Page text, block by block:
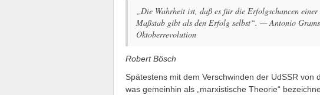
„Die Wahrheit ist, daß es für die Erfolgschancen
Maßstab gibt als den Erfolg selbst“. — Antonio
Oktoberrevolution
Robert Bösch
Spätestens mit dem Verschwinden der UdSSR von
was gemeinhin als „marxistische Theorie“